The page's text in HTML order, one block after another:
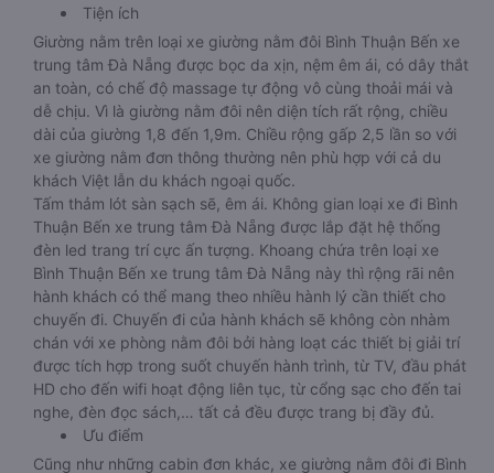
Tiện ích
Giường nằm trên loại xe giường nằm đôi Bình Thuận Bến xe
trung tâm Đà Nẵng được bọc da xịn, nệm êm ái, có dây thắt
an toàn, có chế độ massage tự động vô cùng thoải mái và
dễ chịu. Vì là giường nằm đôi nên diện tích rất rộng, chiều
dài của giường 1,8 đến 1,9m. Chiều rộng gấp 2,5 lần so với
xe giường nằm đơn thông thường nên phù hợp với cả du
khách Việt lẫn du khách ngoại quốc.
Tấm thảm lót sàn sạch sẽ, êm ái. Không gian loại xe đi Bình
Thuận Bến xe trung tâm Đà Nẵng được lắp đặt hệ thống
đèn led trang trí cực ấn tượng. Khoang chứa trên loại xe
Bình Thuận Bến xe trung tâm Đà Nẵng này thì rộng rãi nên
hành khách có thể mang theo nhiều hành lý cần thiết cho
chuyến đi. Chuyến đi của hành khách sẽ không còn nhàm
chán với xe phòng nằm đôi bởi hàng loạt các thiết bị giải trí
được tích hợp trong suốt chuyến hành trình, từ TV, đầu phát
HD cho đến wifi hoạt động liên tục, từ cổng sạc cho đến tai
nghe, đèn đọc sách,… tất cả đều được trang bị đầy đủ.
Ưu điểm
Cũng như những cabin đơn khác, xe giường nằm đôi đi Bình